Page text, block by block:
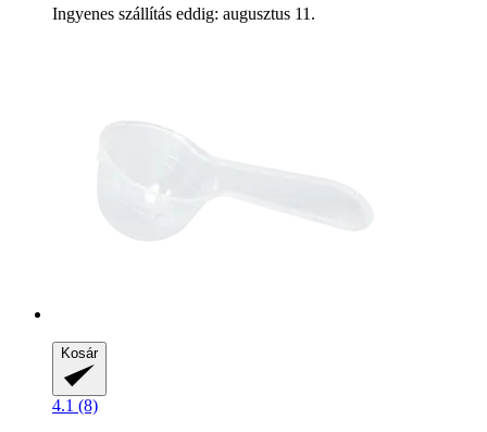
Ingyenes szállítás eddig: augusztus 11.
Kosár
4.1 (8)